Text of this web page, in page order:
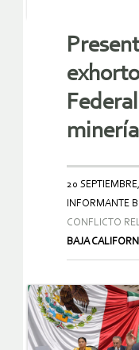
20
INFORMANTE
CONFLICTO
BAJA